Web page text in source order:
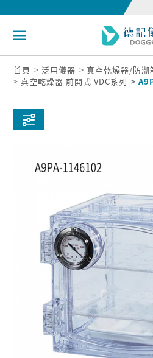
首頁 泛用儀器 真空乾燥器/防潮
真空乾燥器 前開式 VDC系列